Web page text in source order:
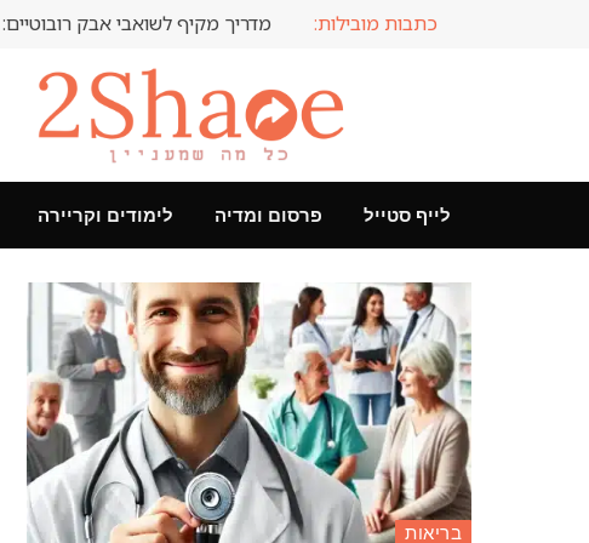
כתבות מובילות: מדריך מקיף לשואבי אבק
לייף סטייל פרסום ומדיה לימודים וקריירה
בריאות